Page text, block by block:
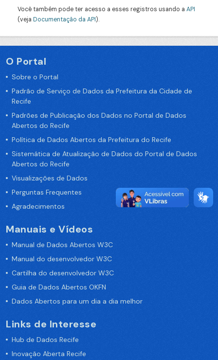
Você também pode ter acesso a esses registros usando a API
(veja Documentação da API).
O Portal
Sobre o Portal
Padrão de Serviço de Dados da Prefeitura da Cidade de
Recife
Padrões de Publicação dos Dados no Portal de Dados
Abertos do Recife
Política de Dados Abertos da Prefeitura do Recife
Sistemática de Atualização de Dados do Portal de Dados
Abertos do Recife
Visualizações de Dados
Perguntas Frequentes
Agradecimentos
Manuais e Vídeos
Manual de Dados Abertos W3C
Manual do desenvolvedor W3C
Cartilha do desenvolvedor W3C
Guia de Dados Abertos OKFN
Dados Abertos para um dia a dia melhor
Links de Interesse
Hub de Dados Recife
Inovação Aberta Recife